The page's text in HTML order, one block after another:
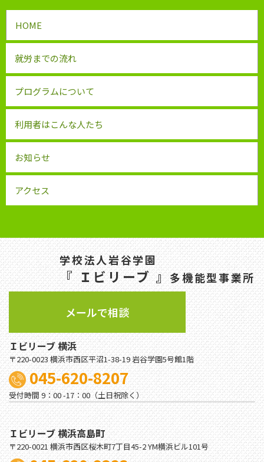
HOME
就労までの流れ
プログラムについて
利用者はこんな人たち
お知らせ
アクセス
学校法人岩谷学園
『 Ｉビリーブ 』多機能型事業所
メールで相談
Ｉビリーブ 横浜
〒220-0023 横浜市西区平沼1-38-19 岩谷学園5号館1階
045-620-8207
受付時間 9：00 -17：00（土日祝除く）
Ｉビリーブ 横浜高島町
〒220-0021 横浜市西区桜木町7丁目45-2 YM横浜ビル101号